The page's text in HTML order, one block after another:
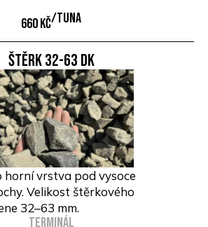
660 Kč/Tuna
Štěrk 32-63 DK
horní vrstva pod vysoce
Velikost štěrkového
32–63 mm.
Terminál